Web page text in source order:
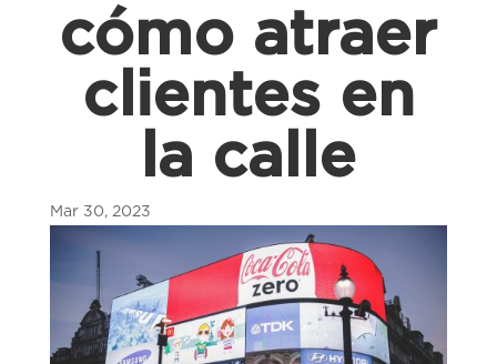
cómo atraer
clientes en
la calle
Mar 30, 2023